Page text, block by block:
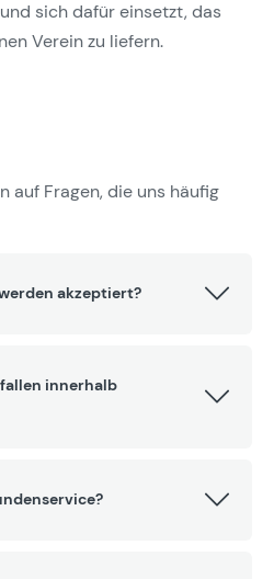
sich dafür einsetzt, das
Verein zu liefern.
auf Fragen, die uns häufig
akzeptiert?
innerhalb